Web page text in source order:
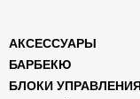
АКСЕССУАРЫ
БАРБЕКЮ
БЛОКИ